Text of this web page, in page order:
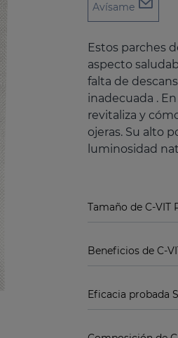
Avísame
Estos parches
aspecto
falta de
inadecuada .
revitaliza y
ojeras. Su alto
luminosidad
Tamaño de C-VIT
Beneficios de C-
Eficacia probada